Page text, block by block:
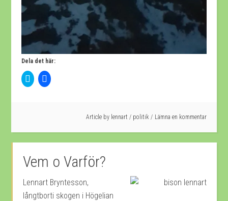
Dela det här:
Klicka
för
ett
fönster)
Klicka
för
ett
fönster)
Article by lennart / politik Lämna en kommentar
Vem o Varför?
Lennart Bryntesson,
långtborti skogen i Högelian